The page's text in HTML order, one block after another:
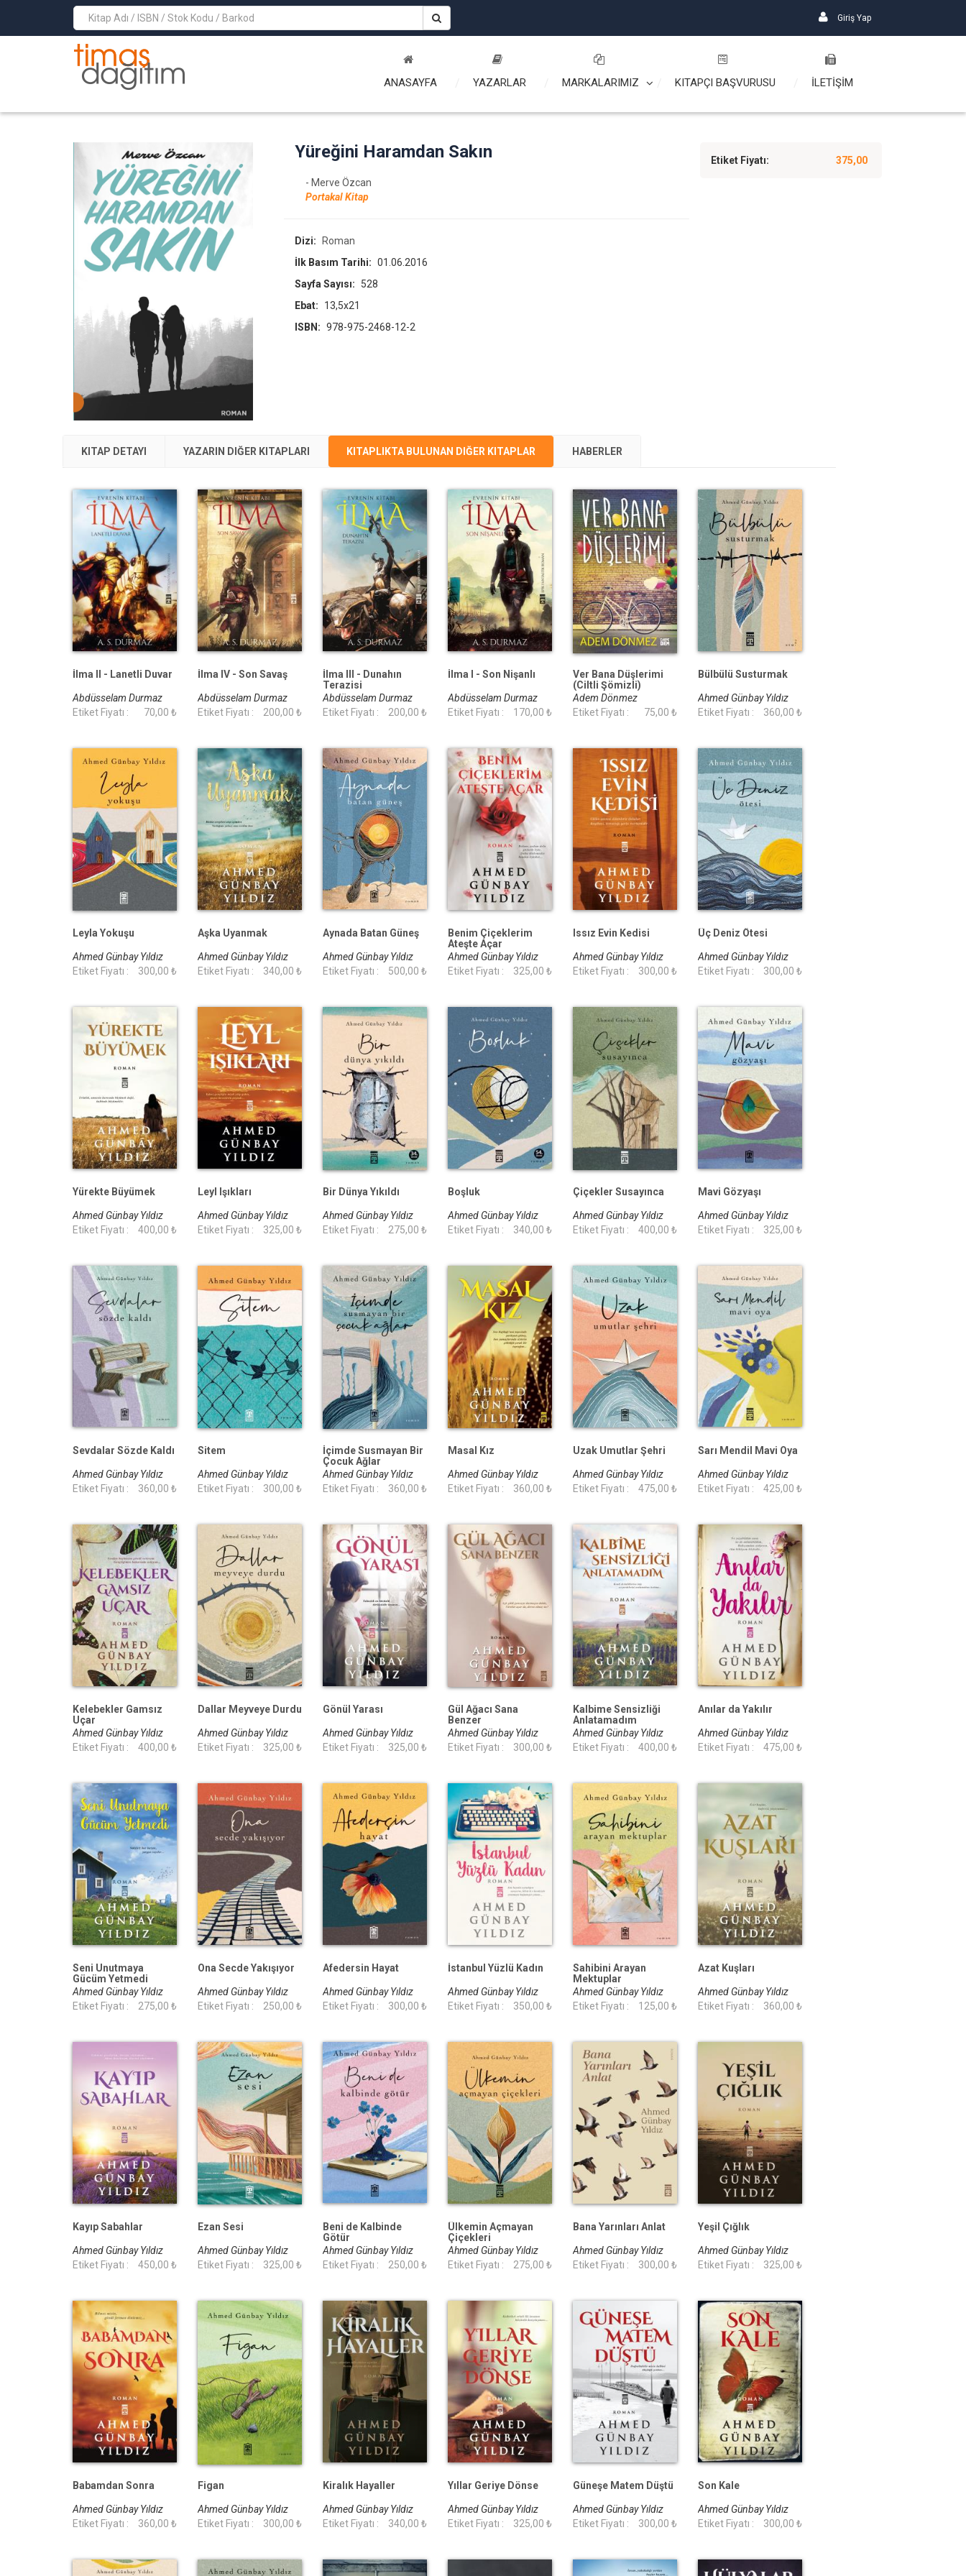
>
Giriş Yap
ANASAYFA YAZARLAR MARKALARIMIZ KITAPÇI BAŞVURUSU İLETİŞİM
Yüreğini Haramdan Sakın
- Merve Özcan
Portakal Kitap
Dizi:
Roman
İlk Basım Tarihi: 01.06.2016
Sayfa Sayısı:
528
Ebat:
13,5x21
ISBN: 978-975-2468-12-2
Etiket Fiyatı: 375,00
KITAP DETAYI YAZARIN DIĞER KITAPLARI KITAPLIKTA BULUNAN DIĞER KITAPLAR HABERLER
İlma II - Lanetli Duvar
Abdüsselam Durmaz
Etiket Fiyatı :
70,00 ₺
İlma IV - Son Savaş
Abdüsselam Durmaz
Etiket Fiyatı :
200,00 ₺
İlma III - Dunahın
Terazisi
Abdüsselam Durmaz
Etiket Fiyatı :
200,00 ₺
İlma I - Son Nişanlı
Abdüsselam Durmaz
Etiket Fiyatı :
170,00 ₺
Ver Bana Düşlerimi
(Ciltli Şömizli)
Adem Dönmez
Etiket Fiyatı :
75,00 ₺
Bülbülü Susturmak
Ahmed Günbay Yıldız
Etiket Fiyatı :
360,00 ₺
Leyla Yokuşu
Ahmed Günbay Yıldız
Etiket Fiyatı :
300,00 ₺
Aşka Uyanmak
Ahmed Günbay Yıldız
Etiket Fiyatı :
340,00 ₺
Aynada Batan Güneş
Ahmed Günbay Yıldız
Etiket Fiyatı :
500,00 ₺
Benim Çiçeklerim
Ateşte Açar
Ahmed Günbay Yıldız
Etiket Fiyatı :
325,00 ₺
Issız Evin Kedisi
Ahmed Günbay Yıldız
Etiket Fiyatı :
300,00 ₺
Üç Deniz Ötesi
Ahmed Günbay Yıldız
Etiket Fiyatı :
300,00 ₺
Yürekte Büyümek
Ahmed Günbay Yıldız
Etiket Fiyatı :
400,00 ₺
Leyl Işıkları
Ahmed Günbay Yıldız
Etiket Fiyatı :
325,00 ₺
Bir Dünya Yıkıldı
Ahmed Günbay Yıldız
Etiket Fiyatı :
275,00 ₺
Boşluk
Ahmed Günbay Yıldız
Etiket Fiyatı :
340,00 ₺
Çiçekler Susayınca
Ahmed Günbay Yıldız
Etiket Fiyatı :
400,00 ₺
Mavi Gözyaşı
Ahmed Günbay Yıldız
Etiket Fiyatı :
325,00 ₺
Sevdalar Sözde Kaldı
Ahmed Günbay Yıldız
Etiket Fiyatı :
360,00 ₺
Sitem
Ahmed Günbay Yıldız
Etiket Fiyatı :
300,00 ₺
İçimde Susmayan Bir
Çocuk Ağlar
Ahmed Günbay Yıldız
Etiket Fiyatı :
360,00 ₺
Masal Kız
Ahmed Günbay Yıldız
Etiket Fiyatı :
360,00 ₺
Uzak Umutlar Şehri
Ahmed Günbay Yıldız
Etiket Fiyatı :
475,00 ₺
Sarı Mendil Mavi Oya
Ahmed Günbay Yıldız
Etiket Fiyatı :
425,00 ₺
Kelebekler Gamsız
Uçar
Ahmed Günbay Yıldız
Etiket Fiyatı :
400,00 ₺
Dallar Meyveye Durdu
Ahmed Günbay Yıldız
Etiket Fiyatı :
325,00 ₺
Gönül Yarası
Ahmed Günbay Yıldız
Etiket Fiyatı :
325,00 ₺
Gül Ağacı Sana
Benzer
Ahmed Günbay Yıldız
Etiket Fiyatı :
300,00 ₺
Kalbime Sensizliği
Anlatamadım
Ahmed Günbay Yıldız
Etiket Fiyatı :
400,00 ₺
Anılar da Yakılır
Ahmed Günbay Yıldız
Etiket Fiyatı :
475,00 ₺
Seni Unutmaya
Gücüm Yetmedi
Ahmed Günbay Yıldız
Etiket Fiyatı :
275,00 ₺
Ona Secde Yakışıyor
Ahmed Günbay Yıldız
Etiket Fiyatı :
250,00 ₺
Afedersin Hayat
Ahmed Günbay Yıldız
Etiket Fiyatı :
300,00 ₺
İstanbul Yüzlü Kadın
Ahmed Günbay Yıldız
Etiket Fiyatı :
350,00 ₺
Sahibini Arayan
Mektuplar
Ahmed Günbay Yıldız
Etiket Fiyatı :
125,00 ₺
Azat Kuşları
Ahmed Günbay Yıldız
Etiket Fiyatı :
360,00 ₺
Kayıp Sabahlar
Ahmed Günbay Yıldız
Etiket Fiyatı :
450,00 ₺
Ezan Sesi
Ahmed Günbay Yıldız
Etiket Fiyatı :
325,00 ₺
Beni de Kalbinde
Götür
Ahmed Günbay Yıldız
Etiket Fiyatı :
250,00 ₺
Ülkemin Açmayan
Çiçekleri
Ahmed Günbay Yıldız
Etiket Fiyatı :
275,00 ₺
Bana Yarınları Anlat
Ahmed Günbay Yıldız
Etiket Fiyatı :
300,00 ₺
Yeşil Çığlık
Ahmed Günbay Yıldız
Etiket Fiyatı :
325,00 ₺
Babamdan Sonra
Ahmed Günbay Yıldız
Etiket Fiyatı :
360,00 ₺
Figan
Ahmed Günbay Yıldız
Etiket Fiyatı :
300,00 ₺
Kiralık Hayaller
Ahmed Günbay Yıldız
Etiket Fiyatı :
340,00 ₺
Yıllar Geriye Dönse
Ahmed Günbay Yıldız
Etiket Fiyatı :
325,00 ₺
Güneşe Matem Düştü
Ahmed Günbay Yıldız
Etiket Fiyatı :
300,00 ₺
Son Kale
Ahmed Günbay Yıldız
Etiket Fiyatı :
300,00 ₺